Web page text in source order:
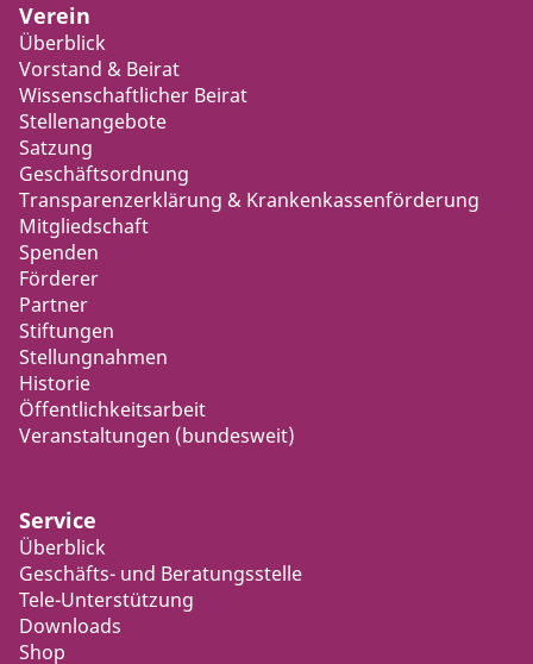
Verein
Überblick
Vorstand & Beirat
Wissenschaftlicher Beirat
Stellenangebote
Satzung
Geschäftsordnung
Transparenzerklärung & Krankenkassenförderung
Mitgliedschaft
Spenden
Förderer
Partner
Stiftungen
Stellungnahmen
Historie
Öffentlichkeitsarbeit
Veranstaltungen (bundesweit)
Service
Überblick
Geschäfts- und Beratungsstelle
Tele-Unterstützung
Downloads
Shop